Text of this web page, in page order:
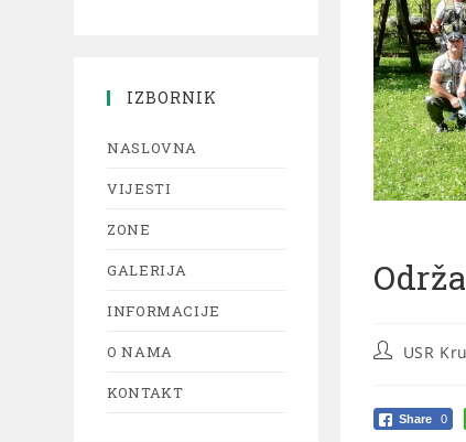
USR
Share 0
IZBORNIK
NASLOVNA
VIJESTI
ZONE
GALERIJA
INFORMACIJE
O NAMA
KONTAKT